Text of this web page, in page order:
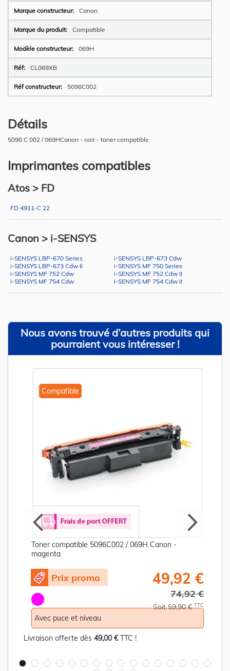
Canon
Compatible
069H
CL069XB
5098C002
Détails
5098 C 002 / 069HCanon - noir - toner compatible
Imprimantes compatibles
Atos > FD
FD 4911-C 22
Canon > i-SENSYS
i-SENSYS LBP-670 Series
i-SENSYS LBP-673 Cdw
i-SENSYS LBP-673 Cdw II
i-SENSYS MF 750 Series
i-SENSYS MF 752 Cdw
i-SENSYS MF 752 Cdw II
i-SENSYS MF 754 Cdw
i-SENSYS MF 754 Cdw II
Nous avons trouvé d’autres produits qui
pourraient vous intéresser !
Compatible
Toner compatible 5096C002 / 069H Canon -
magenta
Prix promo 49,92 €
74,92 €
Soit 59,90 €TTC
Avec puce et niveau
Livraison offerte dès 49,00 €TTC !